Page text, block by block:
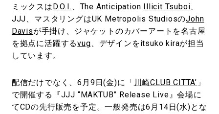
ミックスはD.O.I. 、The Anticipation Illicit Tsuboi
JJJ、マスタリングはUK Metropolis StudiosのJohn
Davisが手掛け、ジャケットのカバーアートを名古屋
を拠点に活躍するvug 、デザインをitsuko kiraが担当
しています。
配信だけでなく、6月9日(金)に「 川崎CLUB CITTA’ 」
で開催する『JJJ “MAKTUB” Release Live』会場に
てCDの先行販売を予定。一般発売は6月14日(水)とな